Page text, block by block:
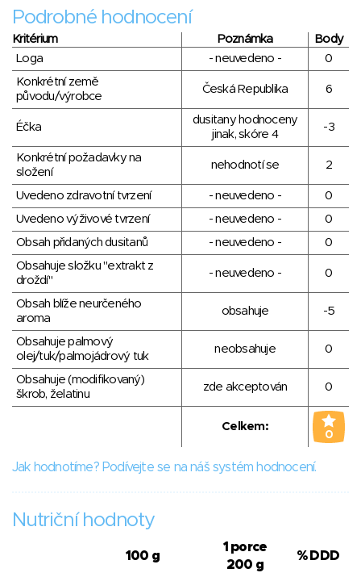
Podrobné hodnocení
Kritérium Poznámka
Body
Loga
- neuvedeno -
0
Konkrétní země
původu/výrobce
Česká Republika 6
Éčka
dusitany hodnoceny
jinak, skóre 4
-3
Konkrétní požadavky na
složení
nehodnotí se 2
Uvedeno zdravotní tvrzení - neuvedeno -
0
Uvedeno výživové tvrzení
- neuvedeno -
0
Obsah přidaných dusitanů
- neuvedeno -
0
Obsahuje složku "extrakt z
droždí"
- neuvedeno - 0
Obsah blíže neurčeného
aroma
obsahuje -5
Obsahuje palmový
olej/tuk/palmojádrový tuk
neobsahuje 0
Obsahuje (modifikovaný)
škrob, želatinu
zde akceptován 0
Celkem:
0
Jak hodnotíme? Podívejte se na náš systém hodnocení.
Nutriční hodnoty
100 g
1 porce
200 g
% DDD